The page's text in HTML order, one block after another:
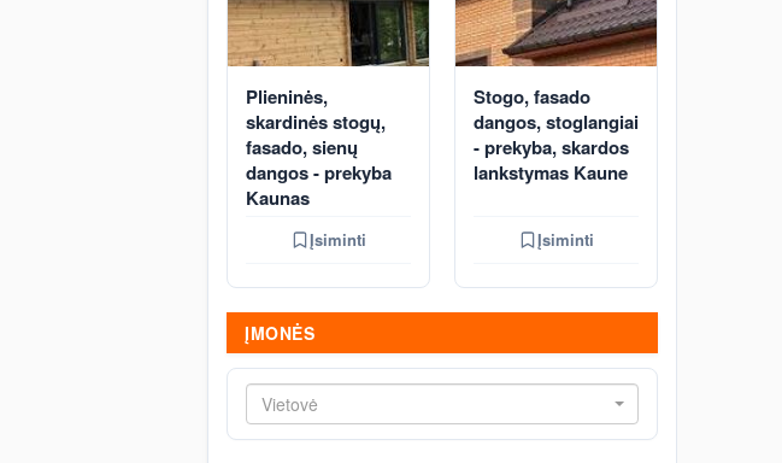
Plieninės,
skardinės stogų,
fasado, sienų
dangos - prekyba
Kaunas
Įsiminti
Stogo, fasado
dangos, stoglangiai
- prekyba, skardos
lankstymas Kaune
Įsiminti
ĮMONĖS
Vietovė